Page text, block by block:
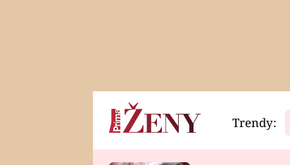
Horoskopy Video
Trendy: